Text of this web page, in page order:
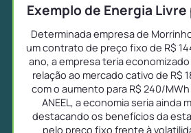
Exemplo de Energia
Determinada empresa de
um contrato de preço fixo de R$
ano, a empresa teria
relação ao mercado cativo de R$
com o aumento para R$ 240/
ANEEL, a economia seria ainda
destacando os benefícios da
pelo preço fixo frente à